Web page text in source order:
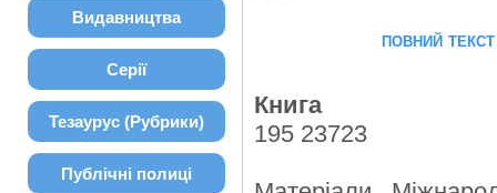
Видавництва
Серії
Тезаурус (Рубрики)
Публічні полиці
повний текст
Книга
195 23723